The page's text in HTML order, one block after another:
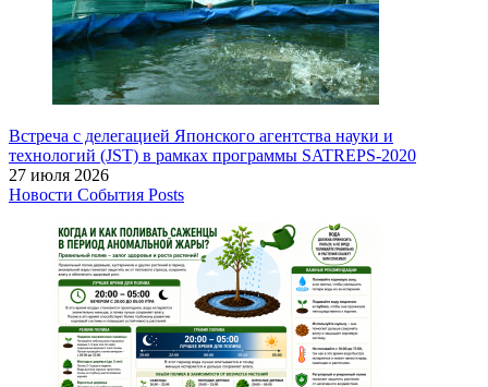
Встреча с делегацией Японского агентства науки и
технологий (JST) в рамках программы SATREPS-2020
27 июля 2026
Новости События Posts